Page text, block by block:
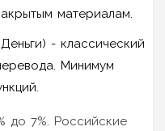
материалам.
- классический
Минимум
до 7%. Российские